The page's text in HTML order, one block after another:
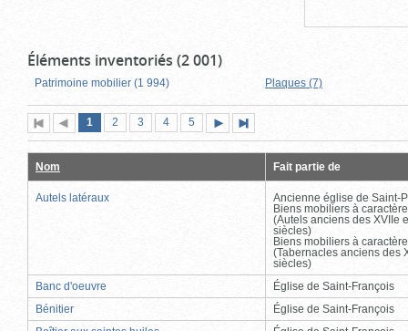
Éléments inventoriés (2 001)
Patrimoine mobilier (1 994) Plaques (7)
Première
page
Page
précédente
Page
1 (page
actuelle)
Page
2 Page
3 Page
4 Page
5
suivante
page
Nom Fait partie de
Autels latéraux
Ancienne église de Saint-
Biens mobiliers à
(Autels anciens des XVIIe
siècles)
Biens mobiliers à
(Tabernacles anciens des
siècles)
Banc d'oeuvre
Église de Saint-François
Bénitier
Église de Saint-François